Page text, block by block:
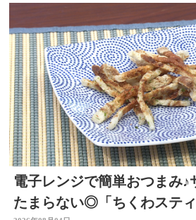
電子レンジで簡単おつまみ♪
たまらない◎「ちくわステ